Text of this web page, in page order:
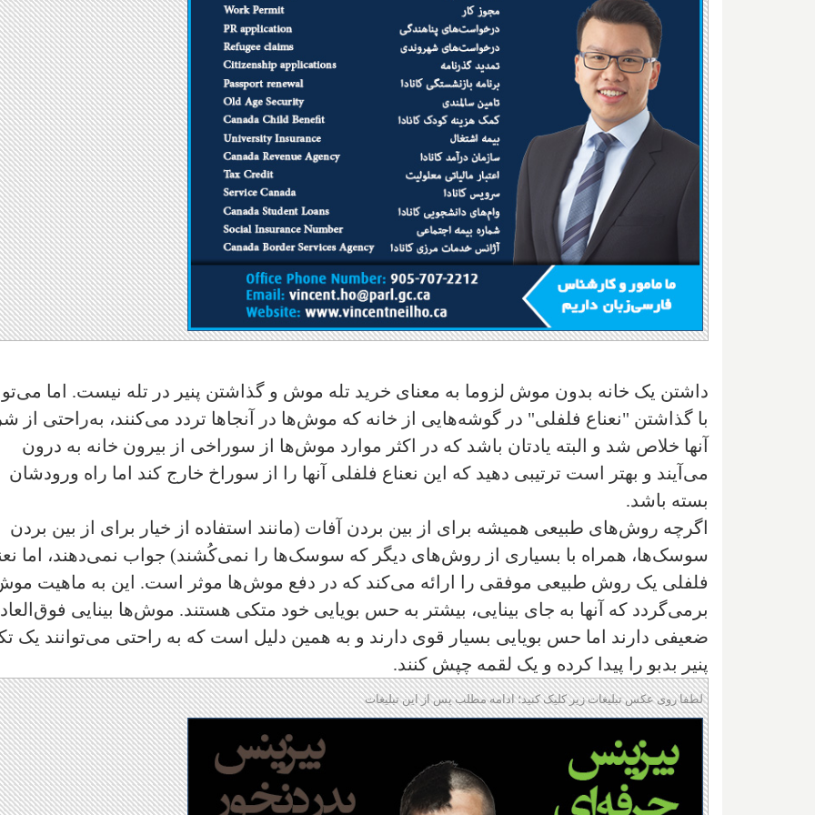
داشتن یک خانه بدون موش لزوما به معنای خرید تله موش و گذاشتن پنیر در تله نیست. اما
با گذاشتن "نعناع فلفلی" در گوشه‌هایی از خانه که موش‌ها در آنجاها تردد می‌کنند، به‌راحتی از
آنها خلاص شد و البته یادتان باشد که در اکثر موارد موش‌ها از سوراخی از بیرون خانه به درون
می‌آیند و بهتر است ترتیبی دهید که این نعناع فلفلی آنها را از سوراخ خارج کند اما راه ورودشان
بسته باشد.
اگرچه روش‌های طبیعی همیشه برای از بین بردن آفات (مانند استفاده از خیار برای از بین بردن
سوسک‌ها، همراه با بسیاری از روش‌های دیگر که سوسک‌ها را نمی‌کُشند) جواب نمی‌دهند، اما
فلفلی یک روش طبیعی موفقی را ارائه می‌کند که در دفع موش‌ها موثر است. این به ماهیت
برمی‌گردد که آنها به جای بینایی، بیشتر به حس بویایی خود متکی هستند. موش‌ها بینایی
ضعیفی دارند اما حس بویایی بسیار قوی دارند و به همین دلیل است که به راحتی می‌توانند یک
پنیر بدبو را پیدا کرده و یک لقمه چپش کنند.
لطفا روی عکس تبلیغات زیر کلیک کنید؛ ادامه مطلب پس از این تبلیغات